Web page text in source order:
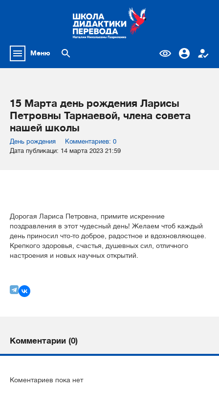
Меню
15 Марта день рождения Ларисы
Петровны Тарнаевой, члена совета
нашей школы
День рождения
Комментариев: 0
Дата публикаци: 14 марта 2023 21:59
Дорогая Лариса Петровна, примите искренние
поздравления в этот чудесный день! Желаем чтоб каждый
день приносил что-то доброе, радостное и вдохновляющее.
Крепкого здоровья, счастья, душевных сил, отличного
настроения и новых научных открытий.
Комментарии (0)
Коментариев пока нет